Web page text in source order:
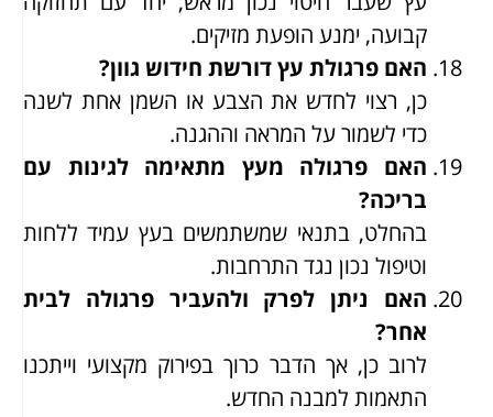
קבועה, ימנע הופעת מזיקים.
האם פרגולת עץ דורשת חידוש גוון?
כן, רצוי לחדש את הצבע או השמן אחת לשנה
כדי לשמור על המראה וההגנה.
האם פרגולה מעץ מתאימה לגינות עם
בריכה?
בהחלט, בתנאי שמשתמשים בעץ עמיד ללחות
וטיפול נכון נגד התרחבות.
האם ניתן לפרק ולהעביר פרגולה לבית
אחר?
לרוב כן, אך הדבר כרוך בפירוק מקצועי וייתכנו
התאמות למבנה החדש.